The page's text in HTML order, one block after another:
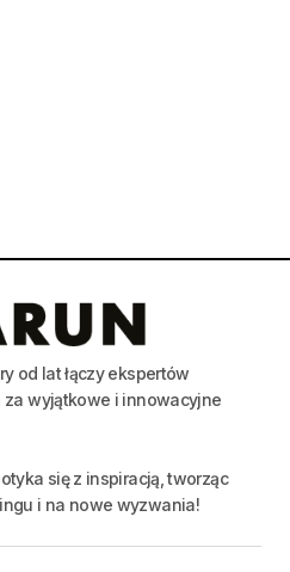
od lat łączy ekspertów
wyjątkowe i innowacyjne
się z inspiracją, tworząc
i na nowe wyzwania!